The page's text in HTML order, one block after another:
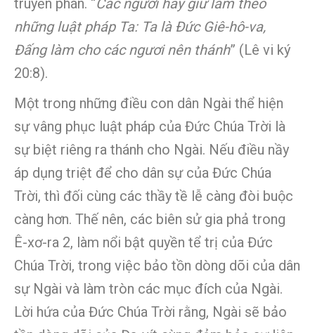
truyền phán. “Các ngươi hãy giữ làm theo
những luật pháp Ta: Ta là Đức Giê-hô-va,
Đấng làm cho các ngươi nên thánh” (Lê vi ký
20:8).
Một trong những điều con dân Ngài thể hiện
sự vâng phục luật pháp của Đức Chúa Trời là
sự biệt riêng ra thánh cho Ngài. Nếu điều nầy
áp dụng triệt để cho dân sự của Đức Chúa
Trời, thì đối cùng các thầy tề lễ càng đòi buộc
càng hơn. Thế nên, các biên sử gia phả trong
Ê-xơ-ra 2, làm nổi bật quyền tể trị của Đức
Chúa Trời, trong việc bảo tồn dòng dõi của dân
sự Ngài và làm tròn các mục đích của Ngài.
Lời hứa của Đức Chúa Trời rằng, Ngài sẽ bảo